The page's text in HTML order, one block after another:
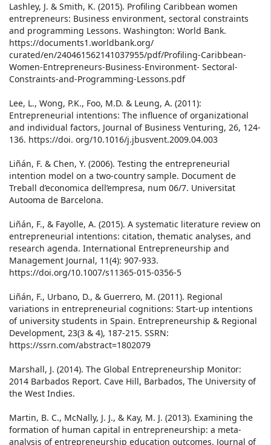
Lashley, J. & Smith, K. (2015). Profiling Caribbean women
entrepreneurs: Business environment, sectoral constraints
and programming Lessons. Washington: World Bank.
https://documents1.worldbank.org/
curated/en/240461562141037955/pdf/Profiling-Caribbean-
Women-Entrepreneurs-Business-Environment- Sectoral-
Constraints-and-Programming-Lessons.pdf
Lee, L., Wong, P.K., Foo, M.D. & Leung, A. (2011):
Entrepreneurial intentions: The influence of organizational
and individual factors, Journal of Business Venturing, 26, 124-
136. https://doi. org/10.1016/j.jbusvent.2009.04.003
Liñán, F. & Chen, Y. (2006). Testing the entrepreneurial
intention model on a two-country sample. Document de
Treball d’economica dell’empresa, num 06/7. Universitat
Autooma de Barcelona.
Liñán, F., & Fayolle, A. (2015). A systematic literature review on
entrepreneurial intentions: citation, thematic analyses, and
research agenda. International Entrepreneurship and
Management Journal, 11(4): 907-933.
https://doi.org/10.1007/s11365-015-0356-5
Liñán, F., Urbano, D., & Guerrero, M. (2011). Regional
variations in entrepreneurial cognitions: Start-up intentions
of university students in Spain. Entrepreneurship & Regional
Development, 23(3 & 4), 187-215. SSRN:
https://ssrn.com/abstract=1802079
Marshall, J. (2014). The Global Entrepreneurship Monitor:
2014 Barbados Report. Cave Hill, Barbados, The University of
the West Indies.
Martin, B. C., McNally, J. J., & Kay, M. J. (2013). Examining the
formation of human capital in entrepreneurship: a meta-
analysis of entrepreneurship education outcomes. Journal of